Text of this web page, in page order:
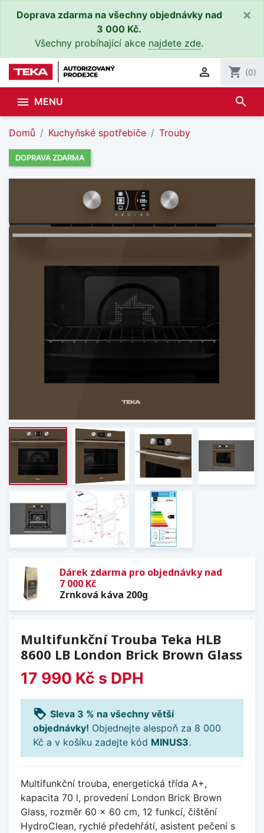
Doprava zdarma na všechny objednávky nad
3 000 Kč.
Všechny probíhající akce najdete zde.
×
 shopping_cart (0)
 MENU search
Domů Kuchyňské spotřebiče Trouby
DOPRAVA ZDARMA
Dárek zdarma pro objednávky nad
7 000 Kč
Zrnková káva 200g
Multifunkční Trouba Teka HLB
8600 LB London Brick Brown Glass
17 990 Kč s DPH
loyalty Sleva 3 % na všechny větší
objednávky! Objednejte alespoň za 8 000
Kč a v košíku zadejte kód MINUS3.
Multifunkční trouba, energetická třída A+,
kapacita 70 l, provedení London Brick Brown
Glass, rozměr 60 x 60 cm, 12 funkcí, čištění
HydroClean, rychlé předehřátí, asistent pečení s